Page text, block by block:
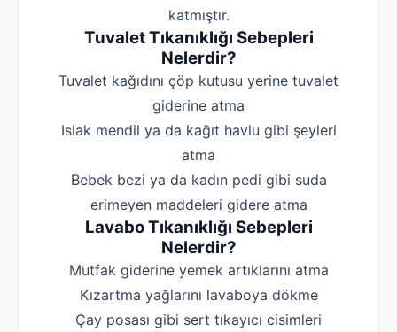
katmıştır.
Tuvalet Tıkanıklığı Sebepleri
Nelerdir?
‌Tuvalet kağıdını çöp kutusu yerine tuvalet
giderine atma
‌Islak mendil ya da kağıt havlu gibi şeyleri
atma
‌Bebek bezi ya da kadın pedi gibi suda
erimeyen maddeleri gidere atma
Lavabo Tıkanıklığı Sebepleri
Nelerdir?
‌Mutfak giderine yemek artıklarını atma
‌Kızartma yağlarını lavaboya dökme
‌Çay posası gibi sert tıkayıcı cisimleri